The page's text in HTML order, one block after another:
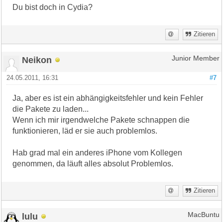
Du bist doch in Cydia?
Zitieren
Neikon Junior Member
#7
24.05.2011, 16:31
Ja, aber es ist ein abhängigkeitsfehler und kein Fehler
die Pakete zu laden...
Wenn ich mir irgendwelche Pakete schnappen die
funktionieren, läd er sie auch problemlos.
Hab grad mal ein anderes iPhone vom Kollegen
genommen, da läuft alles absolut Problemlos.
Zitieren
lulu MacBuntu